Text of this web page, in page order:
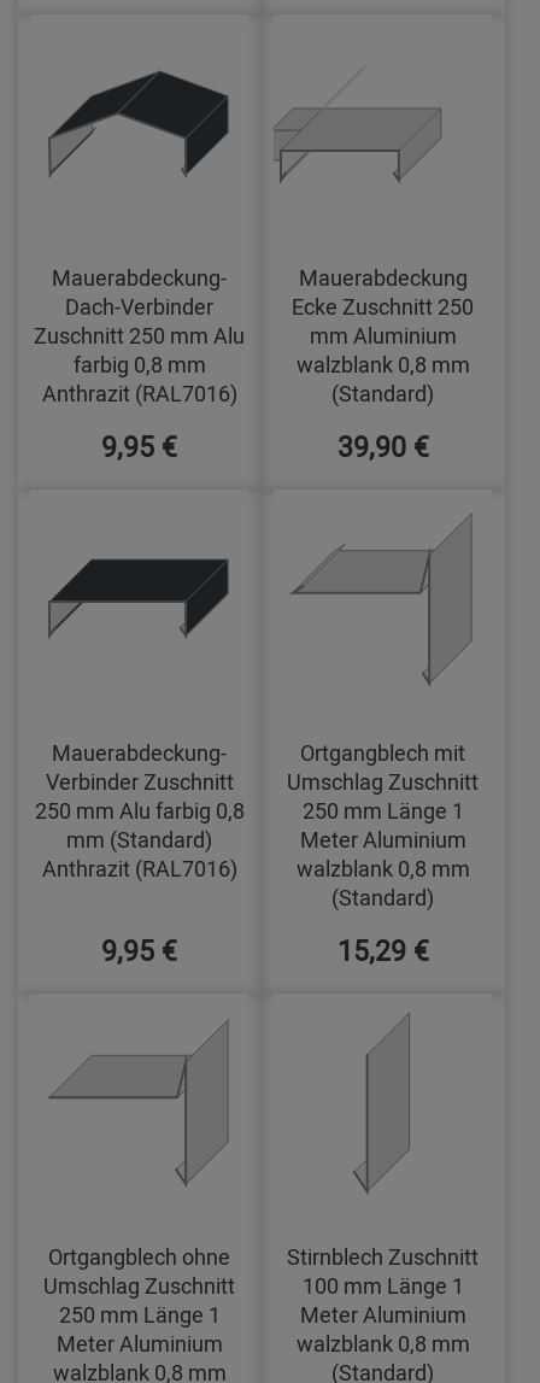
Mauerabdeckung-
Dach-Verbinder
Zuschnitt 250 mm Alu
farbig 0,8 mm
Anthrazit (RAL7016)
9,95 €
Mauerabdeckung
Ecke Zuschnitt 250
mm Aluminium
walzblank 0,8 mm
(Standard)
39,90 €
Mauerabdeckung-
Verbinder Zuschnitt
250 mm Alu farbig 0,8
mm (Standard)
Anthrazit (RAL7016)
9,95 €
Ortgangblech mit
Umschlag Zuschnitt
250 mm Länge 1
Meter Aluminium
walzblank 0,8 mm
(Standard)
15,29 €
Ortgangblech ohne
Umschlag Zuschnitt
250 mm Länge 1
Meter Aluminium
walzblank 0,8 mm
Stirnblech Zuschnitt
100 mm Länge 1
Meter Aluminium
walzblank 0,8 mm
(Standard)